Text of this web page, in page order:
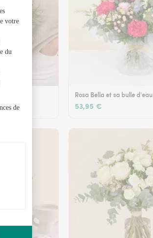
Rosa Bella et sa bulle d'eau
53,95 €